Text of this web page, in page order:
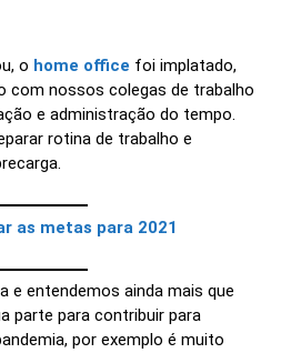
o home office foi implatado,
com nossos colegas de trabalho
e administração do tempo.
rotina de trabalho e
as metas para 2021
e entendemos ainda mais que
parte para contribuir para
por exemplo é muito